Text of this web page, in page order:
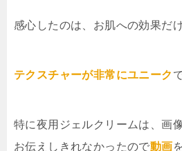
感心したのは、お肌への効果だ
テクスチャーが非常にユニーク
特に夜用ジェルクリームは、画
お伝えしきれなかったので動画